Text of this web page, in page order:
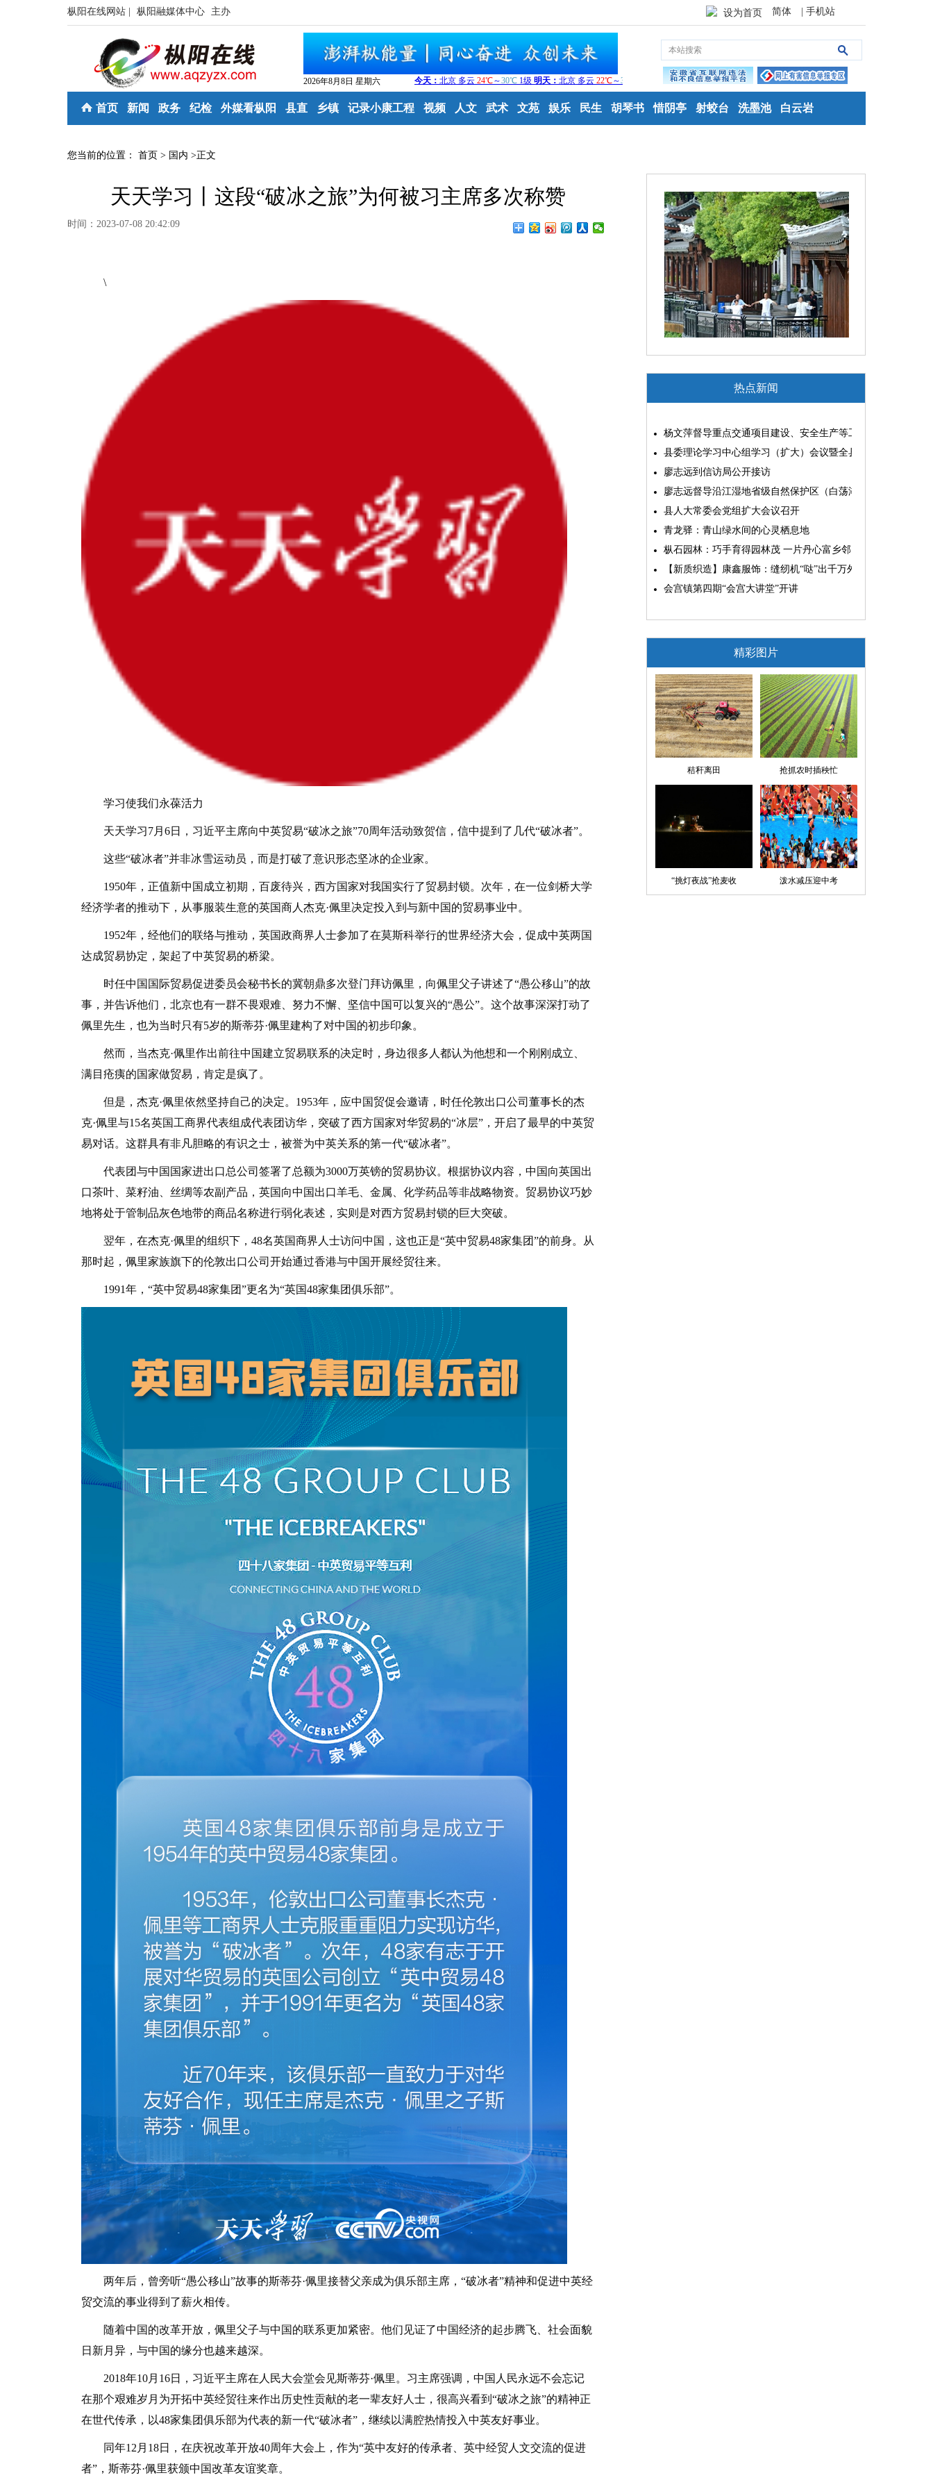
枞阳在线网站 | 枞阳融媒体中心 主办 设为首页 简体 | 手机站
2026年8月8日 星期六
首页 新闻 政务 纪检 外媒看枞阳 县直 乡镇 记录小康工程 视频 人文 武术 文苑 娱乐 民生 胡琴书 惜阴亭 射蛟台 洗墨池 白云岩
您当前的位置： 首页 > 国内 >正文
天天学习丨这段“破冰之旅”为何被习主席多次称赞
时间：2023-07-08 20:42:09
\
学习使我们永葆活力
天天学习7月6日，习近平主席向中英贸易“破冰之旅”70周年活动致贺信，信中提到了几代“破冰者”。
这些“破冰者”并非冰雪运动员，而是打破了意识形态坚冰的企业家。
1950年，正值新中国成立初期，百废待兴，西方国家对我国实行了贸易封锁。次年，在一位剑桥大学
经济学者的推动下，从事服装生意的英国商人杰克·佩里决定投入到与新中国的贸易事业中。
1952年，经他们的联络与推动，英国政商界人士参加了在莫斯科举行的世界经济大会，促成中英两国
达成贸易协定，架起了中英贸易的桥梁。
时任中国国际贸易促进委员会秘书长的冀朝鼎多次登门拜访佩里，向佩里父子讲述了“愚公移山”的故
事，并告诉他们，北京也有一群不畏艰难、努力不懈、坚信中国可以复兴的“愚公”。这个故事深深打动了
佩里先生，也为当时只有5岁的斯蒂芬·佩里建构了对中国的初步印象。
然而，当杰克·佩里作出前往中国建立贸易联系的决定时，身边很多人都认为他想和一个刚刚成立、
满目疮痍的国家做贸易，肯定是疯了。
但是，杰克·佩里依然坚持自己的决定。1953年，应中国贸促会邀请，时任伦敦出口公司董事长的杰
克·佩里与15名英国工商界代表组成代表团访华，突破了西方国家对华贸易的“冰层”，开启了最早的中英贸
易对话。这群具有非凡胆略的有识之士，被誉为中英关系的第一代“破冰者”。
代表团与中国国家进出口总公司签署了总额为3000万英镑的贸易协议。根据协议内容，中国向英国出
口茶叶、菜籽油、丝绸等农副产品，英国向中国出口羊毛、金属、化学药品等非战略物资。贸易协议巧妙
地将处于管制品灰色地带的商品名称进行弱化表述，实则是对西方贸易封锁的巨大突破。
翌年，在杰克·佩里的组织下，48名英国商界人士访问中国，这也正是“英中贸易48家集团”的前身。从
那时起，佩里家族旗下的伦敦出口公司开始通过香港与中国开展经贸往来。
1991年，“英中贸易48家集团”更名为“英国48家集团俱乐部”。
两年后，曾旁听“愚公移山”故事的斯蒂芬·佩里接替父亲成为俱乐部主席，“破冰者”精神和促进中英经
贸交流的事业得到了薪火相传。
随着中国的改革开放，佩里父子与中国的联系更加紧密。他们见证了中国经济的起步腾飞、社会面貌
日新月异，与中国的缘分也越来越深。
2018年10月16日，习近平主席在人民大会堂会见斯蒂芬·佩里。习主席强调，中国人民永远不会忘记
在那个艰难岁月为开拓中英经贸往来作出历史性贡献的老一辈友好人士，很高兴看到“破冰之旅”的精神正
在世代传承，以48家集团俱乐部为代表的新一代“破冰者”，继续以满腔热情投入中英友好事业。
同年12月18日，在庆祝改革开放40周年大会上，作为“英中友好的传承者、英中经贸人文交流的促进
者”，斯蒂芬·佩里获颁中国改革友谊奖章。
热点新闻
杨文萍督导重点交通项目建设、安全生产等工作
县委理论学习中心组学习（扩大）会议暨全县“两为”能力素质
廖志远到信访局公开接访
廖志远督导沿江湿地省级自然保护区（白荡湖片区）问题整改
县人大常委会党组扩大会议召开
青龙驿：青山绿水间的心灵栖息地
枞石园林：巧手育得园林茂 一片丹心富乡邻
【新质织造】康鑫服饰：缝纫机“哒”出千万外贸大生意
会宫镇第四期“会宫大讲堂”开讲
精彩图片
秸秆离田 抢抓农时插秧忙
“挑灯夜战”抢麦收 泼水减压迎中考